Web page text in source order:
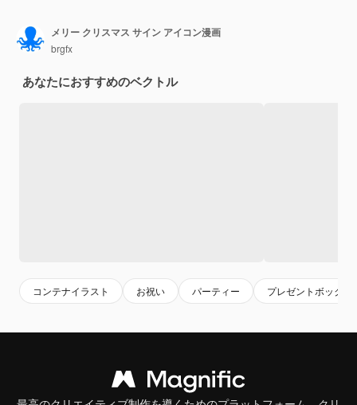
メリー クリスマス サイン アイコン漫画
brgfx
あなたにおすすめのベクトル
コンテナイラスト お祝い パーティー プレゼントボックス